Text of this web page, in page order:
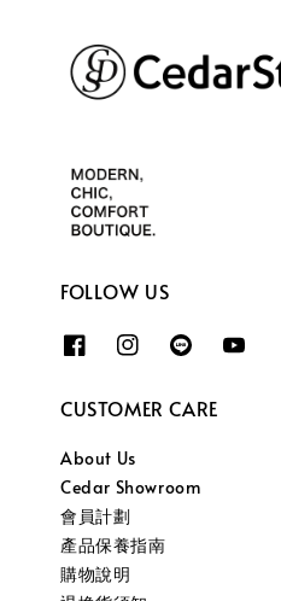
FOLLOW US
CUSTOMER CARE
About Us
Cedar Showroom
會員計劃
產品保養指南
購物說明